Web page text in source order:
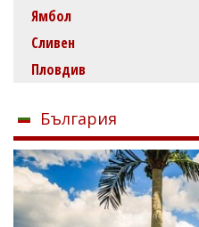
Ямбол
Сливен
Пловдив
България